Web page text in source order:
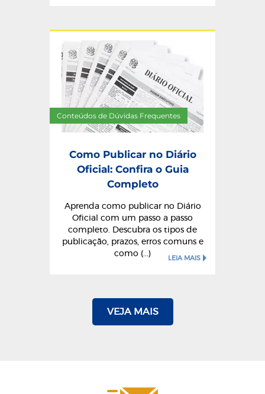
Conteúdos de Dúvidas Frequentes
Como Publicar no Diário
Oficial: Confira o Guia
Completo
Aprenda como publicar no Diário
Oficial com um passo a passo
completo. Descubra os tipos de
publicação, prazos, erros comuns e
como (...)
LEIA MAIS
VEJA MAIS